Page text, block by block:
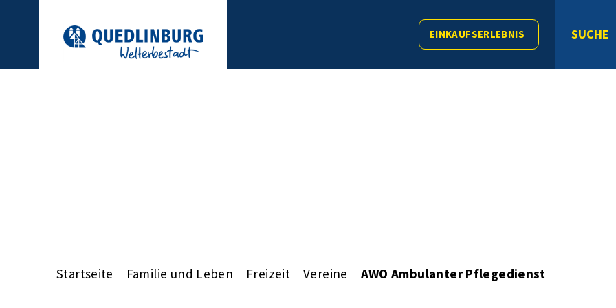
EINKAUFSERLEBNIS SUCHE
Startseite Familie und Leben Freizeit Vereine AWO Ambulanter Pflegedienst